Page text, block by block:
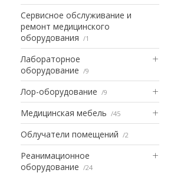
Сервисное обслуживание и
ремонт медицинского
оборудования
1
Лабораторное
оборудование
9
Лор-оборудование 9
Медицинская мебель 45
Облучатели помещений 2
Реанимационное
оборудование
24